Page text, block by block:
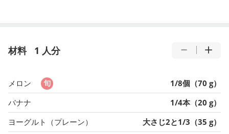
材料 1 人分
メロン
1/8個（70 g）
バナナ
1/4本（20 g）
ヨーグルト（プレーン）
大さじ2と1/3（35 g）